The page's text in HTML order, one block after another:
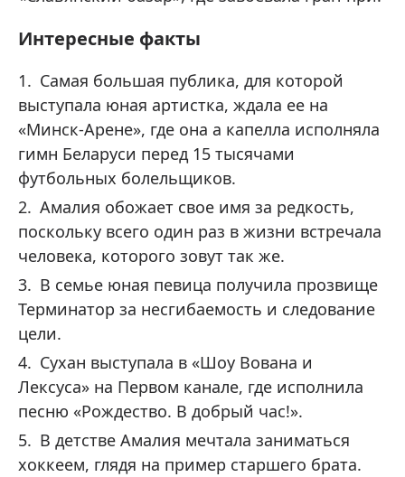
Интересные факты
Самая большая публика, для которой
выступала юная артистка, ждала ее на
«Минск-Арене», где она а капелла исполняла
гимн Беларуси перед 15 тысячами
футбольных болельщиков.
Амалия обожает свое имя за редкость,
поскольку всего один раз в жизни встречала
человека, которого зовут так же.
В семье юная певица получила прозвище
Терминатор за несгибаемость и следование
цели.
Сухан выступала в «Шоу Вована и
Лексуса» на Первом канале, где исполнила
песню «Рождество. В добрый час!».
В детстве Амалия мечтала заниматься
хоккеем, глядя на пример старшего брата.